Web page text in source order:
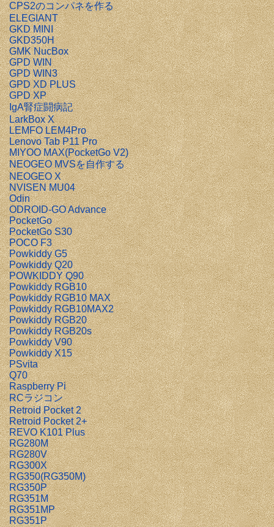
CPS2のコンパネを作る
ELEGIANT
GKD MINI
GKD350H
GMK NucBox
GPD WIN
GPD WIN3
GPD XD PLUS
GPD XP
IgA腎症闘病記
LarkBox X
LEMFO LEM4Pro
Lenovo Tab P11 Pro
MIYOO MAX(PocketGo V2)
NEOGEO MVSを自作する
NEOGEO X
NVISEN MU04
Odin
ODROID-GO Advance
PocketGo
PocketGo S30
POCO F3
Powkiddy G5
Powkiddy Q20
POWKIDDY Q90
Powkiddy RGB10
Powkiddy RGB10 MAX
Powkiddy RGB10MAX2
Powkiddy RGB20
Powkiddy RGB20s
Powkiddy V90
Powkiddy X15
PSvita
Q70
Raspberry Pi
RCラジコン
Retroid Pocket 2
Retroid Pocket 2+
REVO K101 Plus
RG280M
RG280V
RG300X
RG350(RG350M)
RG350P
RG351M
RG351MP
RG351P